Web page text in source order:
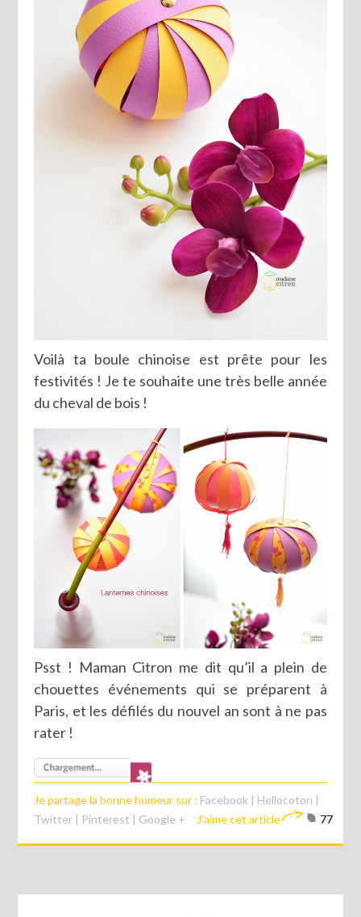
Voilà ta boule chinoise est prête pour les
festivités ! Je te souhaite une très belle année
du cheval de bois !
Psst ! Maman Citron me dit qu’il a plein de
chouettes événements qui se préparent à
Paris, et les défilés du nouvel an sont à ne pas
rater !
Je partage la bonne humeur sur : Facebook | Hellocoton |
Twitter | Pinterest | Google + J'aime cet article 77